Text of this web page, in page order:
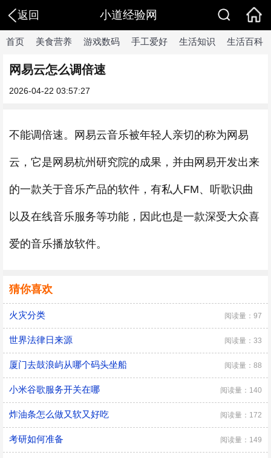
返回 小道经验网
首页 美食营养 游戏数码 手工爱好 生活知识 生活百科
网易云怎么调倍速
2026-04-22 03:57:27
不能调倍速。网易云音乐被年轻人亲切的称为网易
云，它是网易杭州研究院的成果，并由网易开发出来
的一款关于音乐产品的软件，有私人FM、听歌识曲
以及在线音乐服务等功能，因此也是一款深受大众喜
爱的音乐播放软件。
猜你喜欢
火灾分类 阅读量：97
世界法律日来源 阅读量：33
厦门去鼓浪屿从哪个码头坐船 阅读量：88
小米谷歌服务开关在哪 阅读量：140
炸油条怎么做又软又好吃 阅读量：172
考研如何准备 阅读量：149